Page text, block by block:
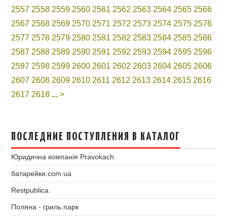
2557 2558 2559 2560 2561 2562 2563 2564 2565 2566
2567 2568 2569 2570 2571 2572 2573 2574 2575 2576
2577 2578 2579 2580 2581 2582 2583 2584 2585 2586
2587 2588 2589 2590 2591 2592 2593 2594 2595 2596
2597 2598 2599 2600 2601 2602 2603 2604 2605 2606
2607 2608 2609 2610 2611 2612 2613 2614 2615 2616
2617 2618 ... >
ПОСЛЕДНИЕ ПОСТУПЛЕНИЯ В КАТАЛОГ
Юридична компанія Pravokach
батарейки.com.ua
Restpublica
Поляна - гриль парк